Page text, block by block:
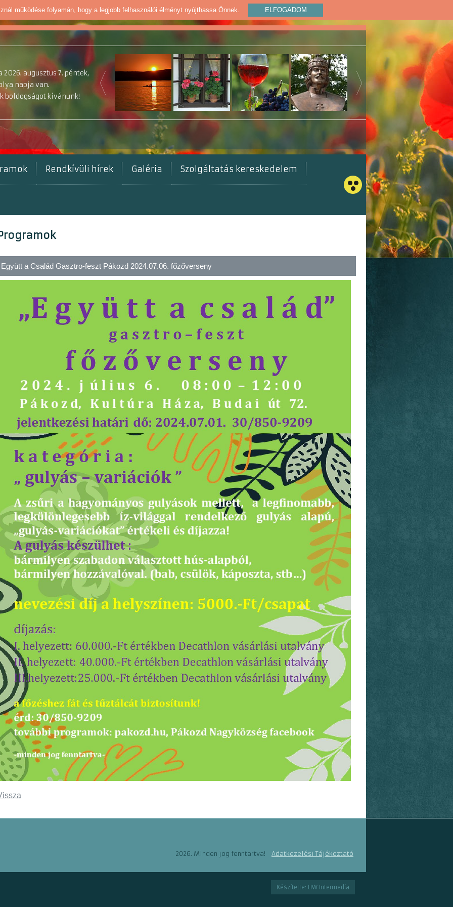
működése folyamán, hogy a legjobb felhasználói élményt nyújthassa Önnek. ELFOGADOM
2026. augusztus 7. péntek,
napja van.
boldogságot kívánunk!
Rendkívüli hírek Galéria Szolgáltatás kereskedelem
Együtt a Család Gasztro-feszt Pákozd 2024.07.06. főzőverseny
2026. Minden jog fenntartva! Adatkezelési Tájékoztató
Készítette: LIW Intermedia